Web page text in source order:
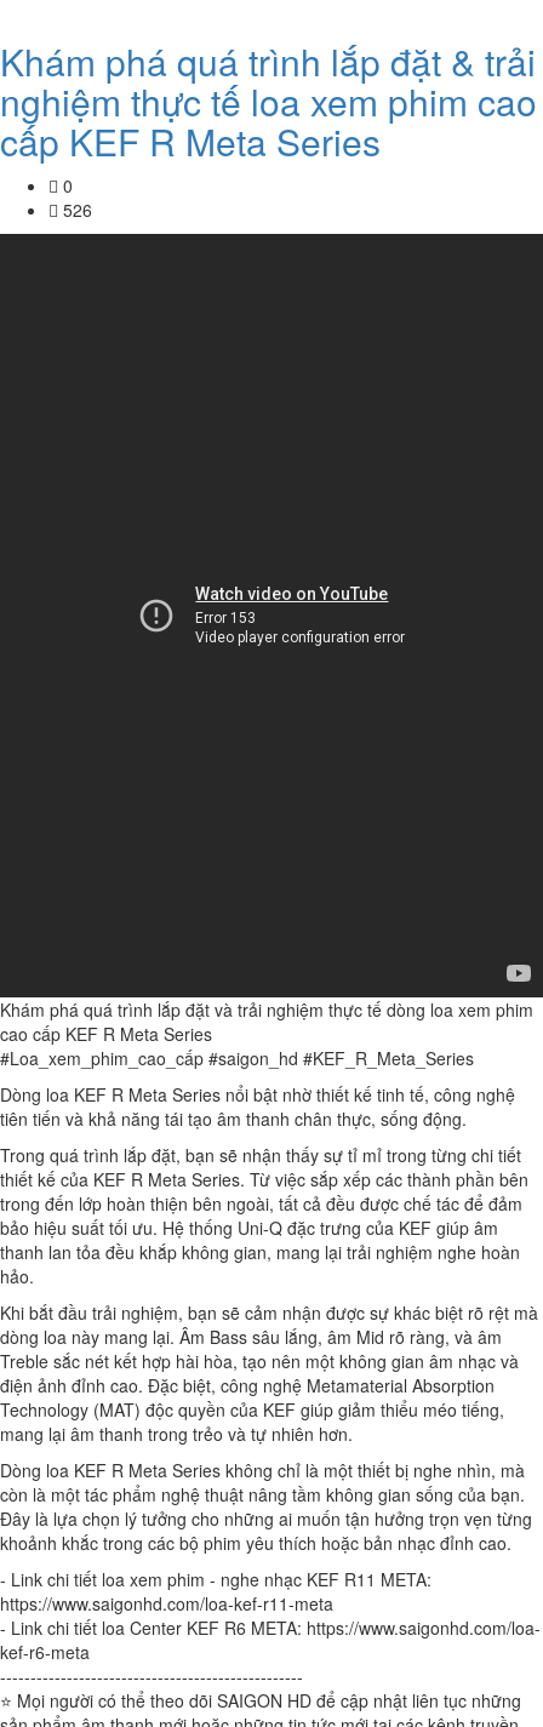
Khám phá quá trình lắp đặt & trải
nghiệm thực tế loa xem phim cao
cấp KEF R Meta Series
0
526
Khám phá quá trình lắp đặt và trải nghiệm thực tế dòng loa xem phim
cao cấp KEF R Meta Series
#Loa_xem_phim_cao_cấp #saigon_hd #KEF_R_Meta_Series
Dòng loa KEF R Meta Series nổi bật nhờ thiết kế tinh tế, công nghệ
tiên tiến và khả năng tái tạo âm thanh chân thực, sống động.
Trong quá trình lắp đặt, bạn sẽ nhận thấy sự tỉ mỉ trong từng chi tiết
thiết kế của KEF R Meta Series. Từ việc sắp xếp các thành phần bên
trong đến lớp hoàn thiện bên ngoài, tất cả đều được chế tác để đảm
bảo hiệu suất tối ưu. Hệ thống Uni-Q đặc trưng của KEF giúp âm
thanh lan tỏa đều khắp không gian, mang lại trải nghiệm nghe hoàn
hảo.
Khi bắt đầu trải nghiệm, bạn sẽ cảm nhận được sự khác biệt rõ rệt mà
dòng loa này mang lại. Âm Bass sâu lắng, âm Mid rõ ràng, và âm
Treble sắc nét kết hợp hài hòa, tạo nên một không gian âm nhạc và
điện ảnh đỉnh cao. Đặc biệt, công nghệ Metamaterial Absorption
Technology (MAT) độc quyền của KEF giúp giảm thiểu méo tiếng,
mang lại âm thanh trong trẻo và tự nhiên hơn.
Dòng loa KEF R Meta Series không chỉ là một thiết bị nghe nhìn, mà
còn là một tác phẩm nghệ thuật nâng tầm không gian sống của bạn.
Đây là lựa chọn lý tưởng cho những ai muốn tận hưởng trọn vẹn từng
khoảnh khắc trong các bộ phim yêu thích hoặc bản nhạc đỉnh cao.
- Link chi tiết loa xem phim - nghe nhạc KEF R11 META:
https://www.saigonhd.com/loa-kef-r11-meta
- Link chi tiết loa Center KEF R6 META: https://www.saigonhd.com/loa-
kef-r6-meta
--------------------------------------------------
⭐ Mọi người có thể theo dõi SAIGON HD để cập nhật liên tục những